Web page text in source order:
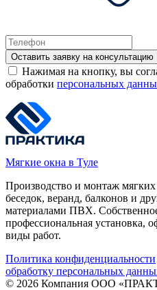
Оставить заявку на консультацию
Нажимая на кнопку, вы
обработки персональных
Мягкие окна в Туле
Производство и монтаж
беседок, веранд, балконов и
материалами ПВХ.
профессиональная установка,
виды работ.
Политика конфиденциальности
обработку персональных
© 2026 Компания ООО